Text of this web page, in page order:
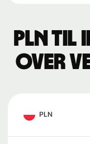
PLN til
over
PLN